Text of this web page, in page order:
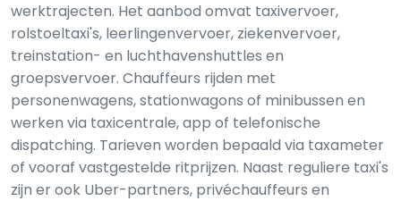
werktrajecten. Het aanbod omvat taxivervoer,
rolstoeltaxi's, leerlingenvervoer, ziekenvervoer,
treinstation- en luchthavenshuttles en
groepsvervoer. Chauffeurs rijden met
personenwagens, stationwagons of minibussen en
werken via taxicentrale, app of telefonische
dispatching. Tarieven worden bepaald via taxameter
of vooraf vastgestelde ritprijzen. Naast reguliere taxi's
zijn er ook Uber-partners, privéchauffeurs en